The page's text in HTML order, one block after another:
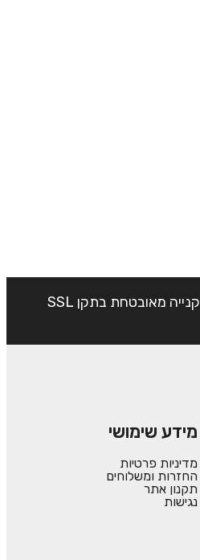
קנייה מאובטחת בתקן SSL
מידע שימושי
מדיניות פרטיות
החזרות ומשלוחים
תקנון אתר
נגישות